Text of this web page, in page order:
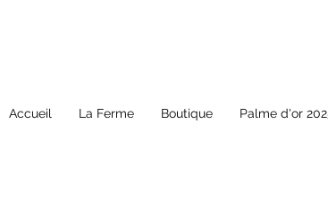
Accueil La Ferme Boutique Palme d'or